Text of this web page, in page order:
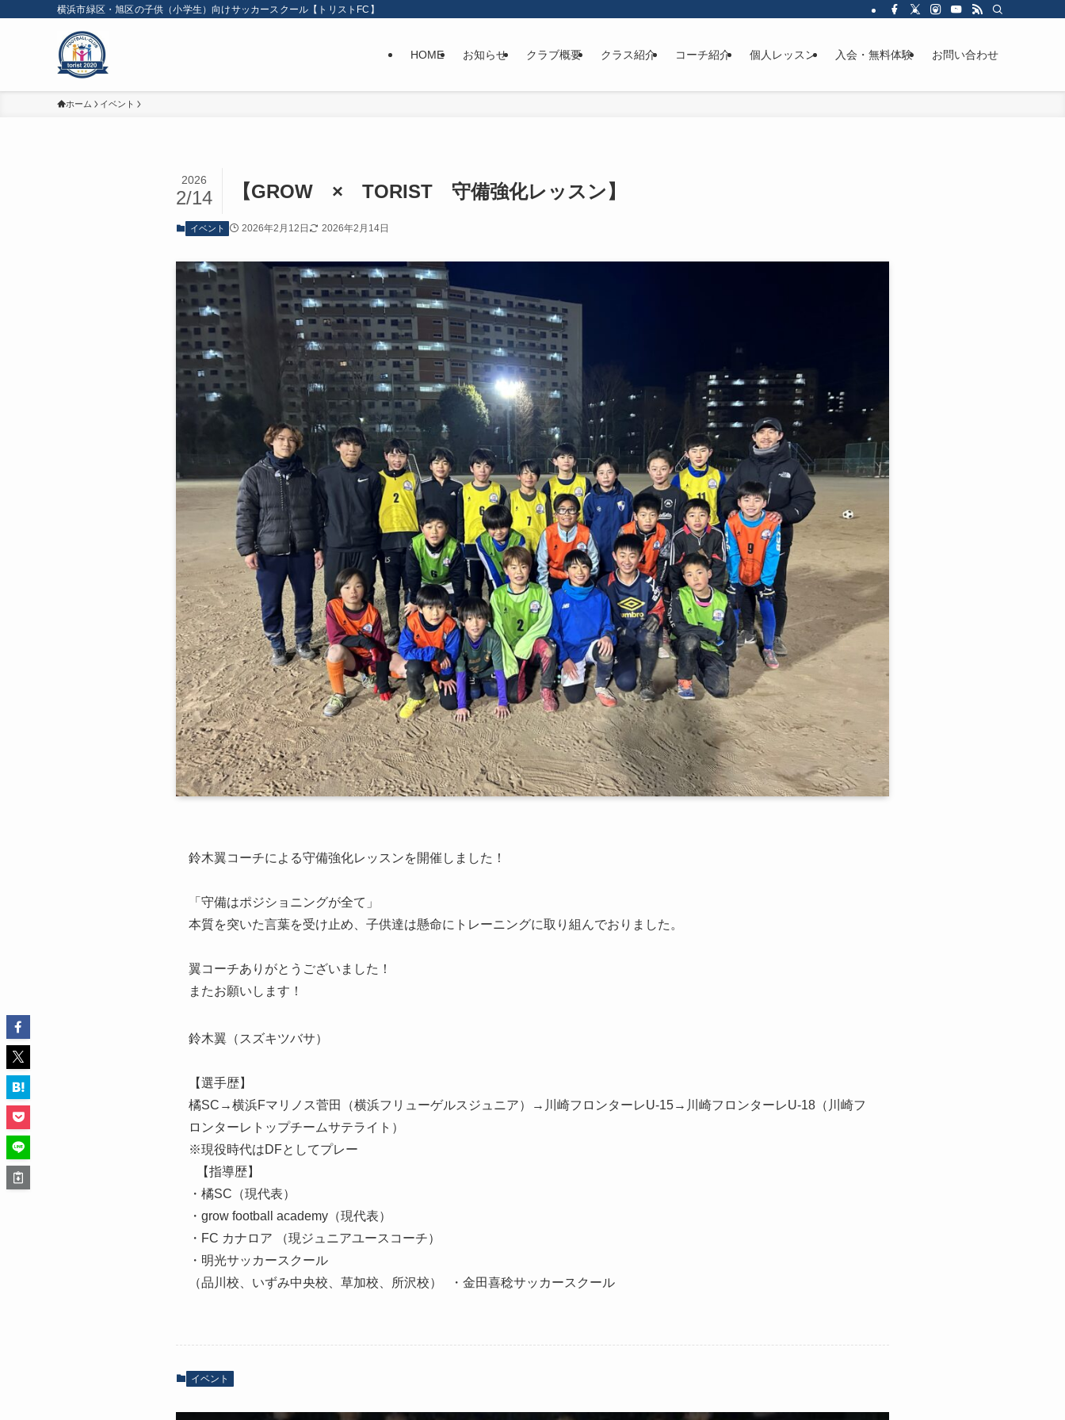
横浜市緑区・旭区の子供（小学生）向けサッカースクール【トリストFC】
HOME お知らせ クラブ概要 クラス紹介 コーチ紹介 個人レッスン 入会・無料体験 お問い合わせ
ホーム イベント
【GROW × TORIST 守備強化レッスン】
2026
2/14
イベント 2026年2月12日 2026年2月14日
鈴木翼コーチによる守備強化レッスンを開催しました！
「守備はポジショニングが全て」
本質を突いた言葉を受け止め、子供達は懸命にトレーニングに取り組んでおりました。
翼コーチありがとうございました！
またお願いします！
鈴木翼（スズキツバサ）
【選手歴】
橘SC→横浜Fマリノス菅田（横浜フリューゲルスジュニア）→川崎フロンターレU-15→川崎フロンターレU-18（川崎フ
ロンターレトップチームサテライト）
※現役時代はDFとしてプレー
【指導歴】
・橘SC（現代表）
・grow football academy（現代表）
・FC カナロア （現ジュニアユースコーチ）
・明光サッカースクール
（品川校、いずみ中央校、草加校、所沢校） ・金田喜稔サッカースクール
イベント